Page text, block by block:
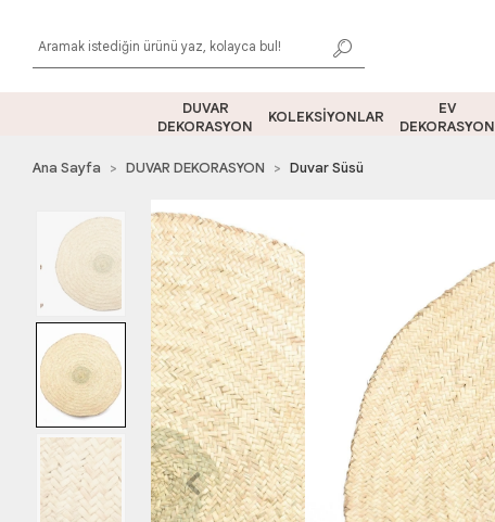
DUVAR
DEKORASYON
KOLEKSİYONLAR
EV
DEKORASYON
Ana Sayfa DUVAR DEKORASYON Duvar Süsü